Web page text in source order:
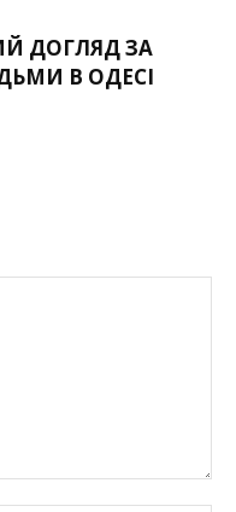
ДОГЛЯД ЗА
В ОДЕСІ